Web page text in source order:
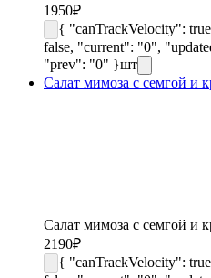
1950₽
{ "canTrackVelocity":
false, "current": "0",
"prev": "0" }шт
Салат мимоза с семгой и
Салат мимоза с семгой и
2190₽
{ "canTrackVelocity":